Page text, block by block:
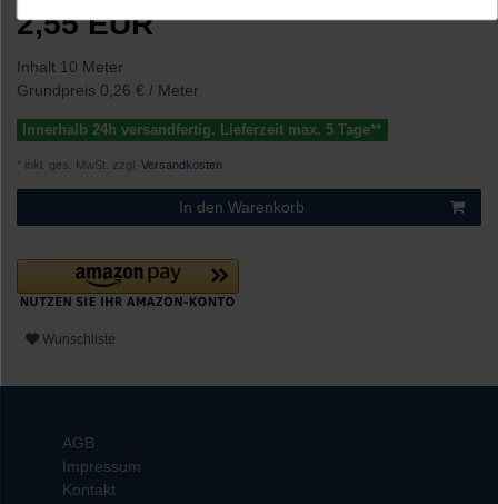
2,55 EUR*
Inhalt 10 Meter
Grundpreis 0,26 € / Meter
Innerhalb 24h versandfertig. Lieferzeit max. 5 Tage**
* inkl. ges. MwSt. zzgl. Versandkosten
In den Warenkorb
Wunschliste
AGB
Impressum
Kontakt